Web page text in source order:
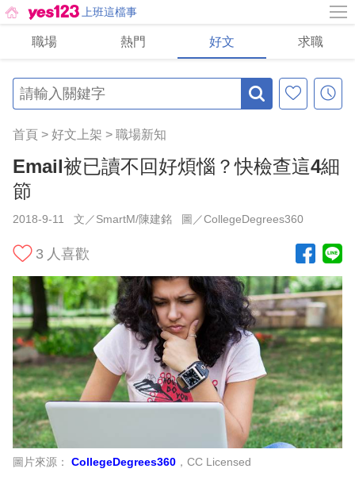
上班這檔事
職場 熱門 好文 求職
首頁 > 好文上架 > 職場新知
Email被已讀不回好煩惱？快檢查這4細
節
2018-9-11 文／SmartM/陳建銘 圖／CollegeDegrees360
3 人喜歡
圖片來源： CollegeDegrees360 ，CC Licensed